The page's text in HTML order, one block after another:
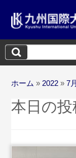
検
索:
ホーム » 2022 » 7月
本日の投